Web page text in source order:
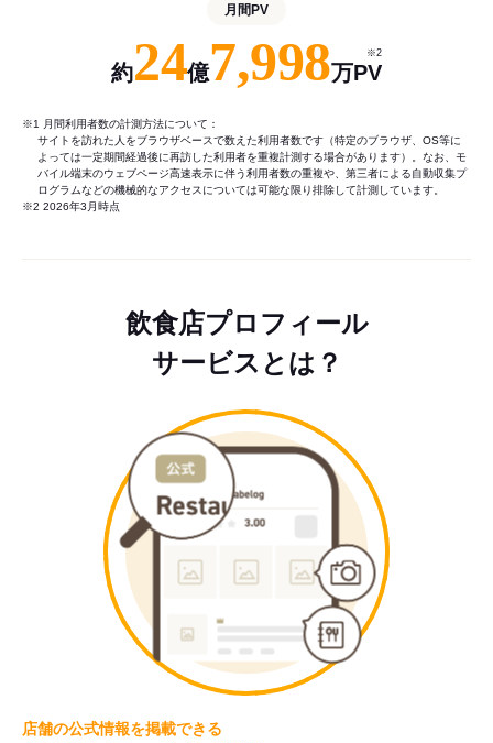
月間PV
約24億7,998万PV
※2
※1 月間利用者数の計測方法について：
サイトを訪れた人をブラウザベースで数えた利用者数です（特定のブラウザ、OS等に
よっては一定期間経過後に再訪した利用者を重複計測する場合があります）。なお、モ
バイル端末のウェブページ高速表示に伴う利用者数の重複や、第三者による自動収集プ
ログラムなどの機械的なアクセスについては可能な限り排除して計測しています。
※2 2026年3月時点
飲食店プロフィール
サービスとは？
店舗の公式情報を掲載できる